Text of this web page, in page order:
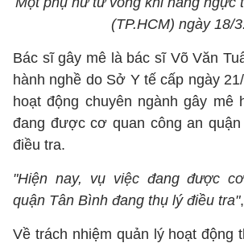
(TP.HCM) ngày 18/3.
Bác sĩ gây mê là bác sĩ Võ Văn
hành nghề do Sở Y tế cấp ngày
hoạt động chuyên ngành gây mê
đang được cơ quan công an
điều tra.
"Hiện nay, vụ việc đang được
quận Tân Bình đang thụ lý điều tra"
Về trách nhiệm quản lý hoạt động